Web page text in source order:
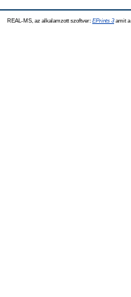
REAL-MS, az alkalamzott szoftver: EPrints 3amit a